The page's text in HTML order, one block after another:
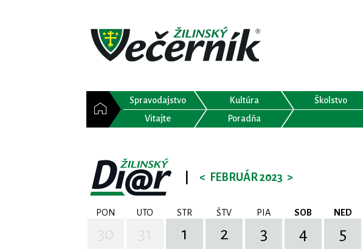
Spravodajstvo Kultúra Školstvo
Vitajte
Poradňa
< FEBRUÁR 2023 >
PON UTO STR ŠTV PIA SOB NED
1 2 3 4
5